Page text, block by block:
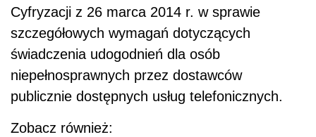
Cyfryzacji z 26 marca 2014 r. w sprawie
szczegółowych wymagań dotyczących
świadczenia udogodnień dla osób
niepełnosprawnych przez dostawców
publicznie dostępnych usług telefonicznych.
Zobacz również: